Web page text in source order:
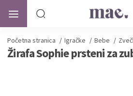
Početna stranica / Igračke / Bebe /
Žirafa Sophie prsteni za